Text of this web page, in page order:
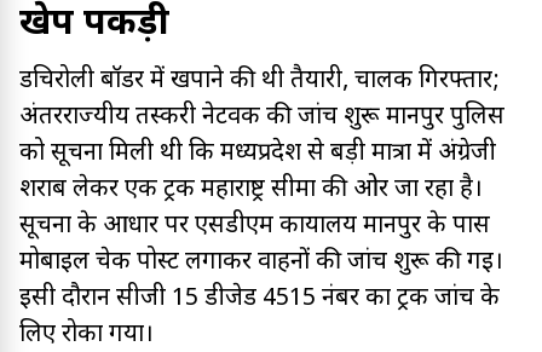
खेप पकड़ी
डचिरोली बॉर्डर में खपाने की थी तैयारी, चालक गिरफ्तार;
अंतरराज्यीय तस्करी नेटवर्क की जांच शुरू मानपुर पुलिस
को सूचना मिली थी कि मध्यप्रदेश से बड़ी मात्रा में अंग्रेजी
शराब लेकर एक ट्रक महाराष्ट्र सीमा की ओर जा रहा है।
सूचना के आधार पर एसडीएम कार्यालय मानपुर के पास
मोबाइल चेक पोस्ट लगाकर वाहनों की जांच शुरू की गई।
इसी दौरान सीजी 15 डीजेड 4515 नंबर का ट्रक जांच के
लिए रोका गया।